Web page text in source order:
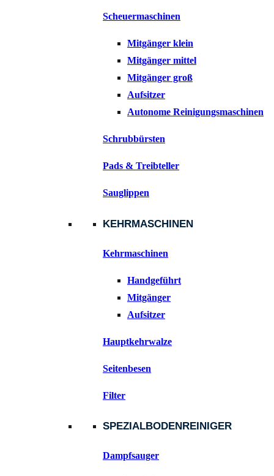
Scheuermaschinen
Mitgänger klein
Mitgänger mittel
Mitgänger groß
Aufsitzer
Autonome Reinigungsmaschinen
Schrubbürsten
Pads & Treibteller
Sauglippen
KEHRMASCHINEN
Kehrmaschinen
Handgeführt
Mitgänger
Aufsitzer
Hauptkehrwalze
Seitenbesen
Filter
SPEZIALBODENREINIGER
Dampfsauger